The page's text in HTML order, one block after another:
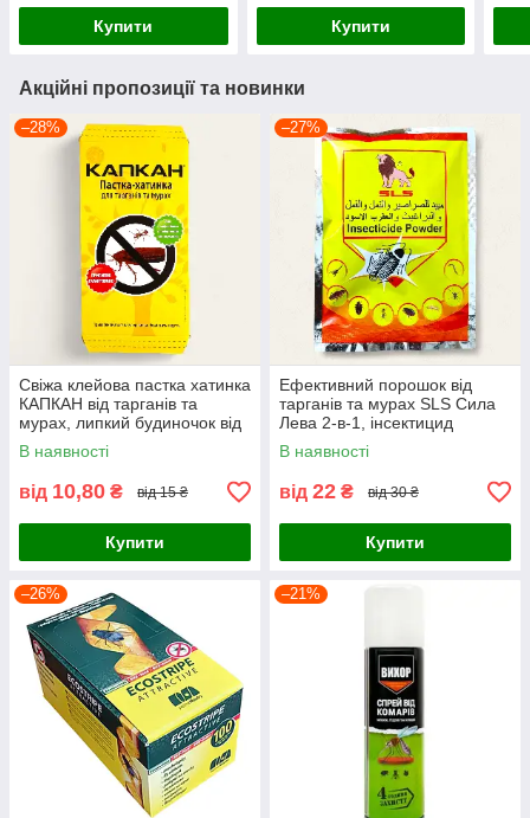
Купити Купити
Акційні пропозиції та новинки
–28%
Свіжа клейова пастка хатинка
КАПКАН від тарганів та
мурах, липкий будиночок від
комах
В наявності
від 10,80 ₴ від 15 ₴
Купити
–27%
Ефективний порошок від
тарганів та мурах SLS Сила
Лева 2-в-1, інсектицид
концентрат (20 г)
В наявності
від 22 ₴ від 30 ₴
Купити
–26% –21%